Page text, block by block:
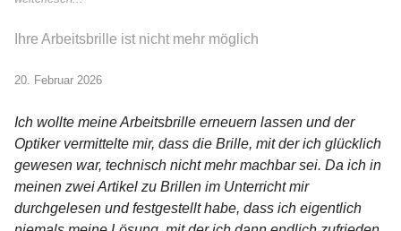
Ihre Arbeitsbrille ist nicht mehr möglich
20. Februar 2026
Ich wollte meine Arbeitsbrille erneuern lassen und der
Optiker vermittelte mir, dass die Brille, mit der ich glücklich
gewesen war, technisch nicht mehr machbar sei. Da ich in
meinen zwei Artikel zu Brillen im Unterricht mir
durchgelesen und festgestellt habe, dass ich eigentlich